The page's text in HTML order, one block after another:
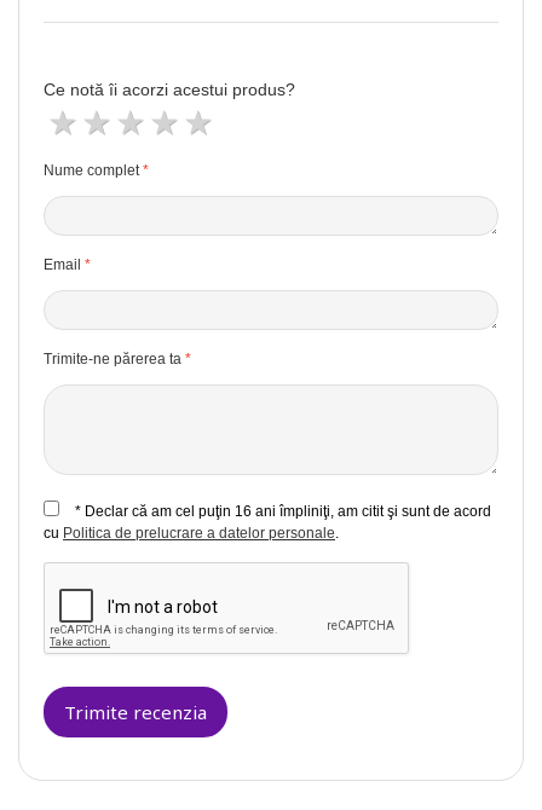
Ce notă îi acorzi acestui produs?
4 stele
3 stele
2 stele
1 stea
Nume complet
Email
Trimite-ne părerea ta
* Declar că am cel puţin 16 ani împliniţi, am citit şi sunt de acord
cu Politica de prelucrare a datelor personale.
Trimite recenzia